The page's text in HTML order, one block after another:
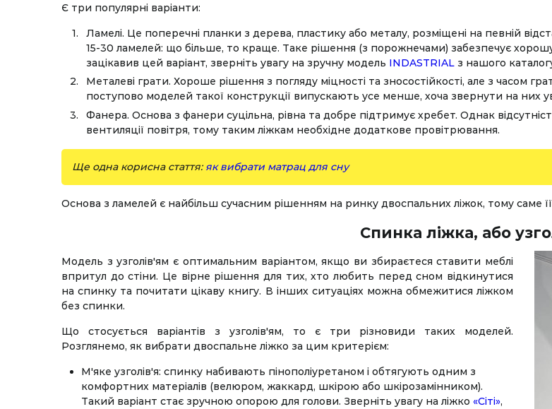
Є три популярні варіанти:
Ламелі. Це поперечні планки з дерева, пластику або металу, розміщені на певній
15-30 ламелей: що більше, то краще. Таке рішення (з порожнечами) забезпечує
зацікавив цей варіант, зверніть увагу на зручну модель INDASTRIAL з нашого
Металеві грати. Хороше рішення з погляду міцності та зносостійкості, але з часом
поступово моделей такої конструкції випускають усе менше, хоча звернути на них
Фанера. Основа з фанери суцільна, рівна та добре підтримує хребет. Однак
вентиляції повітря, тому таким ліжкам необхідне додаткове провітрювання.
Ще одна корисна стаття: як вибрати матрац для сну
Основа з ламелей є найбільш сучасним рішенням на ринку двоспальних ліжок, тому саме
Спинка ліжка, або
Модель з узголів'ям є оптимальним варіантом, якщо ви збираєтеся ставити меблі
впритул до стіни. Це вірне рішення для тих, хто любить перед сном відкинутися
на спинку та почитати цікаву книгу. В інших ситуаціях можна обмежитися ліжком
без спинки.
Що стосується варіантів з узголів'ям, то є три різновиди таких моделей.
Розглянемо, як вибрати двоспальне ліжко за цим критерієм:
М'яке узголів'я: спинку набивають пінополіуретаном і обтягують одним з
комфортних матеріалів (велюром, жаккард, шкірою або шкірозамінником).
Такий варіант стає зручною опорою для голови. Зверніть увагу на ліжко «Сіті»,